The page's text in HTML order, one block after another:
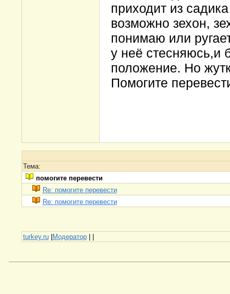
приходит из
возможно зехон,
понимаю или
у неё стесняюсь,и
положение. Но
Помогите
Тема:
помогите перевести
Re: помогите перевести
Re: помогите перевести
turkey.ru|Модератор| |